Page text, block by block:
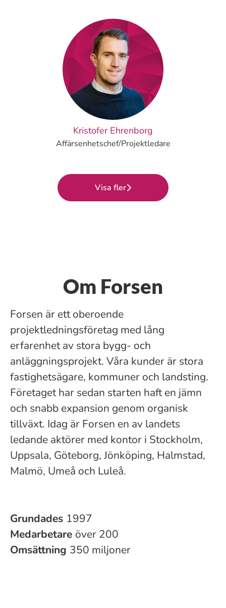
Kristofer Ehrenborg
Affärsenhetschef/Projektledare
Visa fler
Om Forsen
Forsen är ett oberoende
projektledningsföretag med lång
erfarenhet av stora bygg- och
anläggningsprojekt. Våra kunder är stora
fastighetsägare, kommuner och landsting.
Företaget har sedan starten haft en jämn
och snabb expansion genom organisk
tillväxt. Idag är Forsen en av landets
ledande aktörer med kontor i Stockholm,
Uppsala, Göteborg, Jönköping, Halmstad,
Malmö, Umeå och Luleå.
Grundades 1997
Medarbetare över 200
Omsättning 350 miljoner